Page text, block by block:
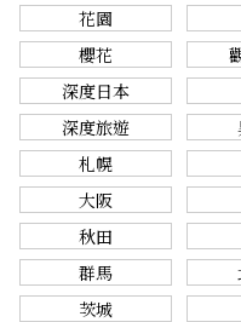
花園
櫻花
深度日本
深度旅遊
札幌
大阪
秋田
群馬
茨城